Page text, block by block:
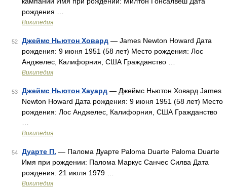
рождения …
Википедия
52 Джеймс Ньютон Ховард — James Newton Howard Дата
рождения: 9 июня 1951 (58 лет) Место рождения: Лос
Анджелес, Калифорния, США Гражданство …
Википедия
53 Джеймс Ньютон Хауард — Джеймс Ньютон Ховард James
Newton Howard Дата рождения: 9 июня 1951 (58 лет) Место
рождения: Лос Анджелес, Калифорния, США Гражданство
Википедия
54 Дуарте П. — Палома Дуарте Paloma Duarte Paloma Duarte
Имя при рождении: Палома Маркус Санчес Силва Дата
рождения: 21 июля 1979 …
Википедия